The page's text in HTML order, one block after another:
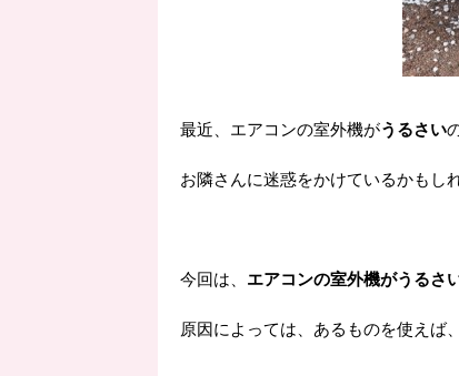
最近、エアコンの室外機がうるさい
お隣さんに迷惑をかけているかもし
今回は、 エアコンの室外機がうるさ
原因によっては、あるものを使えば